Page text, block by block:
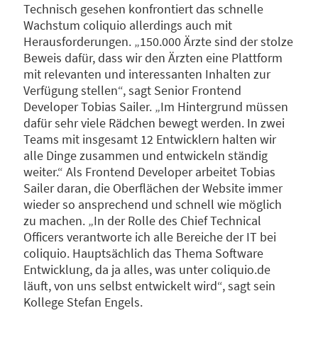
Technisch gesehen konfrontiert das schnelle
Wachstum coliquio allerdings auch mit
Herausforderungen. „150.000 Ärzte sind der stolze
Beweis dafür, dass wir den Ärzten eine Plattform
mit relevanten und interessanten Inhalten zur
Verfügung stellen“, sagt Senior Frontend
Developer Tobias Sailer. „Im Hintergrund müssen
dafür sehr viele Rädchen bewegt werden. In zwei
Teams mit insgesamt 12 Entwicklern halten wir
alle Dinge zusammen und entwickeln ständig
weiter.“ Als Frontend Developer arbeitet Tobias
Sailer daran, die Oberflächen der Website immer
wieder so ansprechend und schnell wie möglich
zu machen. „In der Rolle des Chief Technical
Officers verantworte ich alle Bereiche der IT bei
coliquio. Hauptsächlich das Thema Software
Entwicklung, da ja alles, was unter coliquio.de
läuft, von uns selbst entwickelt wird“, sagt sein
Kollege Stefan Engels.